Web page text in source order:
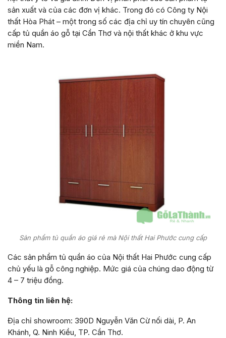
sản xuất và của các đơn vị khác. Trong đó có Công ty Nội
thất Hòa Phát – một trong số các địa chỉ uy tín chuyên cũng
cấp tủ quần áo gỗ tại Cần Thơ và nội thất khác ở khu vực
miền Nam.
Sản phẩm tủ quần áo giá rẻ mà Nội thất Hai Phước cung cấp
Các sản phẩm tủ quần áo của Nội thất Hai Phước cung cấp
chủ yếu là gỗ công nghiệp. Mức giá của chúng dao động từ
4 – 7 triệu đồng.
Thông tin liên hệ:
Địa chỉ showroom: 390D Nguyễn Văn Cừ nối dài, P. An
Khánh, Q. Ninh Kiều, TP. Cần Thơ.